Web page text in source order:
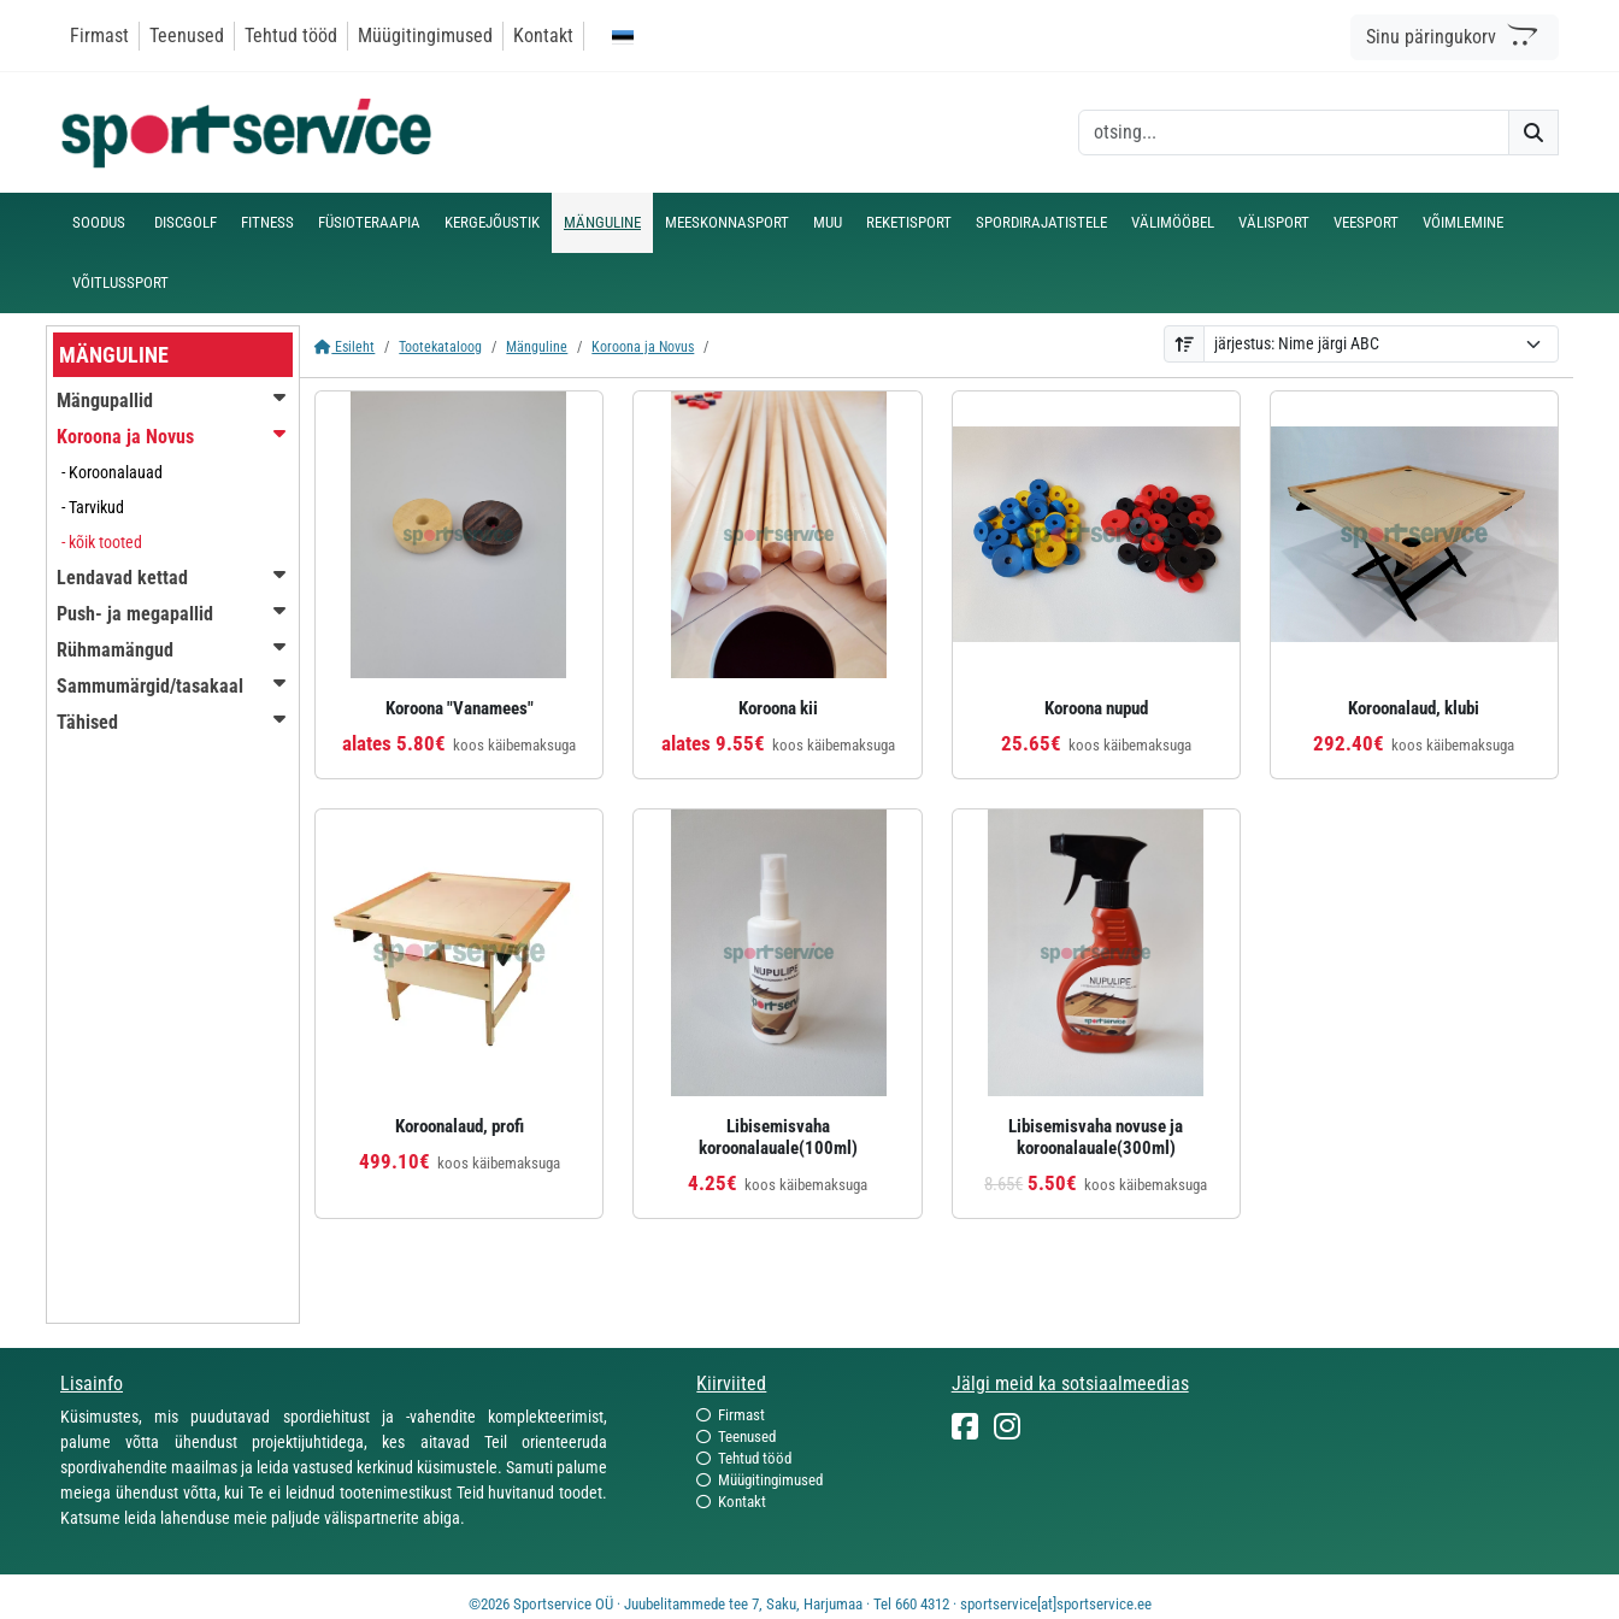
Firmast Teenused Tehtud tööd Müügitingimused Kontakt Sinu päringukorv
SOODUS DISCGOLF FITNESS FÜSIOTERAAPIA KERGEJÕUSTIK MÄNGULINE MEESKONNASPORT MUU REKETISPORT SPORDIRAJATISTELE VÄLIMÖÖBEL VÄLISPORT VEESPORT VÕIMLEMINE
VÕITLUSSPORT
MÄNGULINE
Mängupallid
Koroona ja Novus
- Koroonalauad
- Tarvikud
- kõik tooted
Lendavad kettad
Push- ja megapallid
Rühmamängud
Sammumärgid/tasakaal
Tähised
Esileht Tootekataloog Mänguline Koroona ja Novus
Koroona "Vanamees"
alates 5.80€ koos käibemaksuga
Koroona kii
alates 9.55€ koos käibemaksuga
Koroona nupud
25.65€ koos käibemaksuga
Koroonalaud, klubi
292.40€ koos käibemaksuga
Koroonalaud, profi
499.10€ koos käibemaksuga
Libisemisvaha
koroonalauale(100ml)
4.25€ koos käibemaksuga
Libisemisvaha novuse ja
koroonalauale(300ml)
8.65€ 5.50€ koos käibemaksuga
Lisainfo
Küsimustes, mis puudutavad spordiehitust ja -vahendite komplekteerimist,
palume võtta ühendust projektijuhtidega, kes aitavad Teil orienteeruda
spordivahendite maailmas ja leida vastused kerkinud küsimustele. Samuti palume
meiega ühendust võtta, kui Te ei leidnud tootenimestikust Teid huvitanud toodet.
Katsume leida lahenduse meie paljude välispartnerite abiga.
Kiirviited
Firmast
Teenused
Tehtud tööd
Müügitingimused
Kontakt
Jälgi meid ka sotsiaalmeedias
©2026 Sportservice OÜ · Juubelitammede tee 7, Saku, Harjumaa · Tel 660 4312 · sportservice[at]sportservice.ee